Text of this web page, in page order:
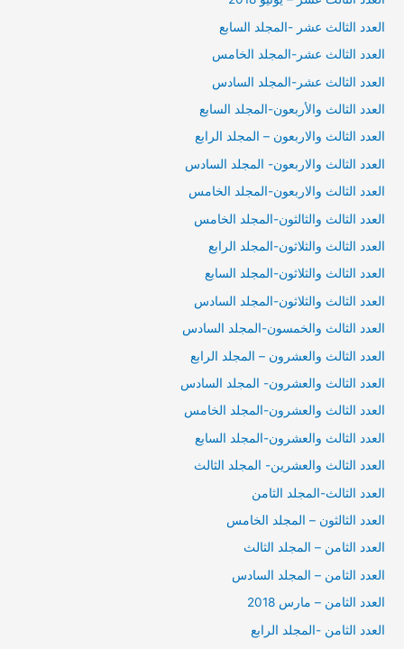
العدد الثالث عشر -المجلد السابع
العدد الثالث عشر-المجلد الخامس
العدد الثالث عشر-المجلد السادس
العدد الثالث والأربعون-المجلد السابع
العدد الثالث والاربعون – المجلد الرابع
العدد الثالث والاربعون- المجلد السادس
العدد الثالث والاربعون-المجلد الخامس
العدد الثالث والثالثون-المجلد الخامس
العدد الثالث والثلاثون-المجلد الرابع
العدد الثالث والثلاثون-المجلد السابع
العدد الثالث والثلاثون-المجلد السادس
العدد الثالث والخمسون-المجلد السادس
العدد الثالث والعشرون – المجلد الرابع
العدد الثالث والعشرون- المجلد السادس
العدد الثالث والعشرون-المجلد الخامس
العدد الثالث والعشرون-المجلد السابع
العدد الثالث والعشرين- المجلد الثالث
العدد الثالث-المجلد الثامن
العدد الثالثون – المجلد الخامس
العدد الثامن – المجلد الثالث
العدد الثامن – المجلد السادس
العدد الثامن – مارس 2018
العدد الثامن -المجلد الرابع